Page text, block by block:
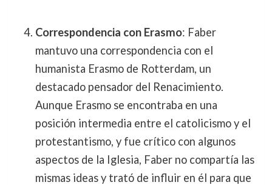
Correspondencia con Erasmo: Faber
mantuvo una correspondencia con el
humanista Erasmo de Rotterdam, un
destacado pensador del Renacimiento.
Aunque Erasmo se encontraba en una
posición intermedia entre el catolicismo y el
protestantismo, y fue crítico con algunos
aspectos de la Iglesia, Faber no compartía las
mismas ideas y trató de influir en él para que